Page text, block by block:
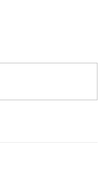
ィアに登場した当 ...